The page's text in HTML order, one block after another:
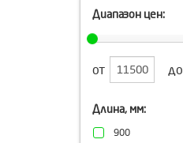
Диапазон цен:
от до
Длина, мм:
900